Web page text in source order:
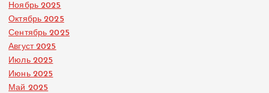
Ноябрь 2025
Октябрь 2025
Сентябрь 2025
Август 2025
Июль 2025
Июнь 2025
Май 2025